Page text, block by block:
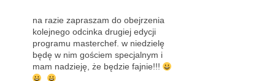
na razie zapraszam do obejrzenia
kolejnego odcinka drugiej edycji
programu masterchef. w niedzielę
będę w nim gościem specjalnym i
mam nadzieję, że będzie fajnie!!!